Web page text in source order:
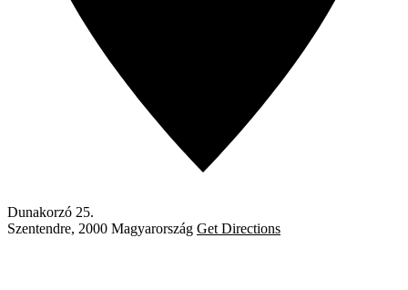
Dunakorzó 25.
Szentendre, 2000 Magyarország Get Directions